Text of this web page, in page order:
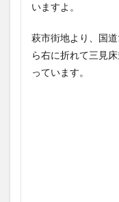
いますよ。
萩市街地より、国
ら右に折れて三見
っています。